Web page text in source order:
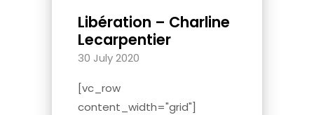
Libération – Charline
Lecarpentier
30 July 2020
[vc_row
content_width="grid"]